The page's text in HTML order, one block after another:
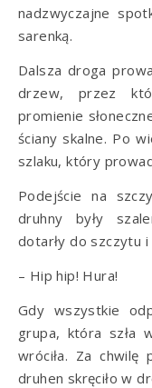
nadzwyczajne
sarenką.
Dalsza droga
drzew, przez
promienie
ściany skalne. Po
szlaku, który
Podejście na
druhny były
dotarły do szczytu i
– Hip hip! Hura!
Gdy wszystkie
grupa, która szła
wróciła. Za chwilę
druhen skręciło w